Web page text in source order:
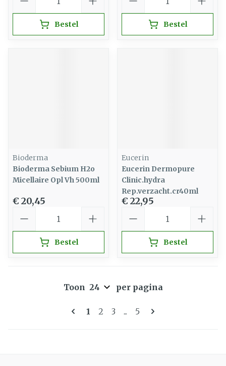
Bestel Bestel
Bioderma
Bioderma Sebium H2o
Micellaire Opl Vh 500ml
€ 20,45
Bestel
Eucerin
Eucerin Dermopure
Clinic.hydra
Rep.verzacht.cr40ml
€ 22,95
Bestel
Pagina's
U lees momenteel pagina
1 Pagina
2 Pagina
3 ... Pagina
5
Toon per pagina